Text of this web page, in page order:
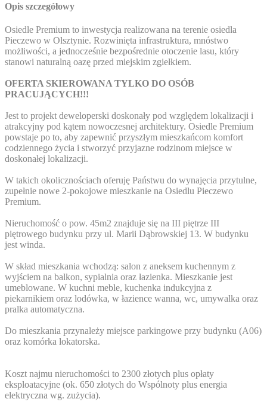
Opis szczegółowy
Osiedle Premium to inwestycja realizowana na terenie osiedla
Pieczewo w Olsztynie. Rozwinięta infrastruktura, mnóstwo
możliwości, a jednocześnie bezpośrednie otoczenie lasu, który
stanowi naturalną oazę przed miejskim zgiełkiem.
OFERTA SKIEROWANA TYLKO DO OSÓB
PRACUJĄCYCH!!!
Jest to projekt deweloperski doskonały pod względem lokalizacji i
atrakcyjny pod kątem nowoczesnej architektury. Osiedle Premium
powstaje po to, aby zapewnić przyszłym mieszkańcom komfort
codziennego życia i stworzyć przyjazne rodzinom miejsce w
doskonałej lokalizacji.
W takich okolicznościach oferuję Państwu do wynajęcia przytulne,
zupełnie nowe 2-pokojowe mieszkanie na Osiedlu Pieczewo
Premium.
Nieruchomość o pow. 45m2 znajduje się na III piętrze III
piętrowego budynku przy ul. Marii Dąbrowskiej 13. W budynku
jest winda.
W skład mieszkania wchodzą: salon z aneksem kuchennym z
wyjściem na balkon, sypialnia oraz łazienka. Mieszkanie jest
umeblowane. W kuchni meble, kuchenka indukcyjna z
piekarnikiem oraz lodówka, w łazience wanna, wc, umywalka oraz
pralka automatyczna.
Do mieszkania przynależy miejsce parkingowe przy budynku (A06)
oraz komórka lokatorska.
Koszt najmu nieruchomości to 2300 złotych plus opłaty
eksploatacyjne (ok. 650 złotych do Wspólnoty plus energia
elektryczna wg. zużycia).